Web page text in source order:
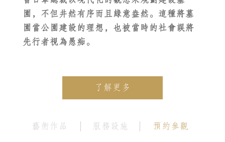
園，不但井然有序而且綠意盎然。這種將墓
園當公園建設的理想，也被當時的社會誤將
先行者視為愚痴。
了解更多
藝術作品 服務設施 預約參觀